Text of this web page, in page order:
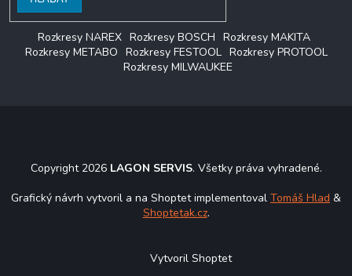
Rozkresy NAREX Rozkresy BOSCH Rozkresy MAKITA
Rozkresy METABO Rozkresy FESTOOL Rozkresy PROTOOL
Rozkresy MILWAUKEE
Copyright 2026 LAGON SERVIS. Všetky práva vyhradené.
Grafický návrh vytvoril a na Shoptet implementoval Tomáš Hlad &
Shoptetak.cz.
Vytvoril Shoptet